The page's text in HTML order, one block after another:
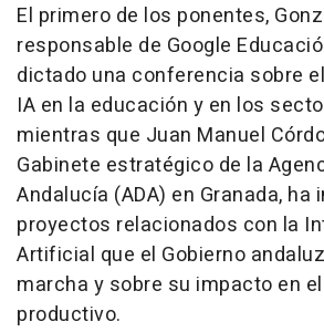
El primero de los ponentes,
responsable de Google
dictado una conferencia sobre
IA en la educación y en los
mientras que Juan Manuel
Gabinete estratégico de la
Andalucía (ADA) en Granada,
proyectos relacionados con la
Artificial que el Gobierno
marcha y sobre su impacto en
productivo.